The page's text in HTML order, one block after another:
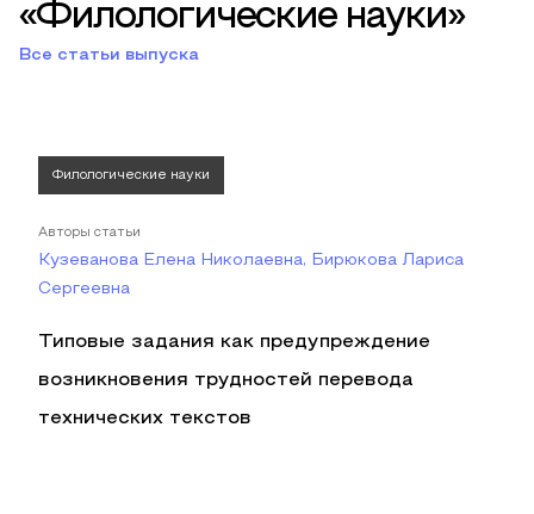
«Филологические науки»
Все статьи выпуска
Филологические науки
Авторы статьи
Кузеванова Елена Николаевна, Бирюкова Лариса
Сергеевна
Типовые задания как предупреждение
возникновения трудностей перевода
технических текстов